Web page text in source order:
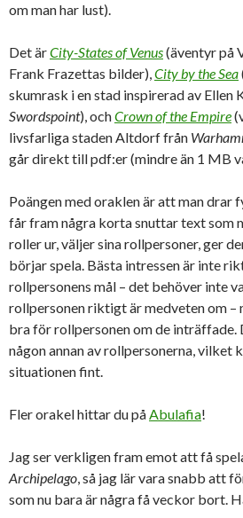
om man har lust).
Det ärCity-States of Venus(äventyr på
Frank Frazettas bilder),City by the Sea
skumrask i en stad inspirerad av Ellen
Swordspoint), ochCrown of the Empire
livsfarliga staden Altdorf från
går direkt till pdf:er (mindre än 1 MB
Poängen med oraklen är att man drar
får fram några korta snuttar text som
roller ur, väljer sina rollpersoner, ger
börjar spela. Bästa intressen är inte
rollpersonens mål – det behöver inte
rollpersonen riktigt är medveten om –
bra för rollpersonen om de inträffade.
någon annan av rollpersonerna, vilket
situationen fint.
Fler orakel hittar du påAbulafia!
Jag ser verkligen fram emot att få
Archipelago, så jag lär vara snabb att
som nu bara är några få veckor bort.